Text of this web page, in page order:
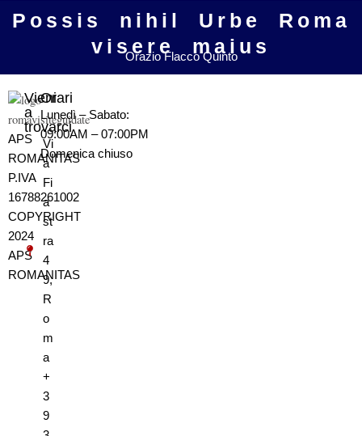
Possis nihil Urbe Roma
visere maius
Orazio Flacco Quinto
APS
ROMANITAS
P.IVA
16788261002
COPYRIGHT
2024
APS
ROMANITAS
Vieni
a
trovarci
Vi
a
Fi
a
st
ra
4
9,
R
o
m
a
+
3
9
Orari
Lunedì – Sabato:
09:00AM – 07:00PM
Domenica chiuso